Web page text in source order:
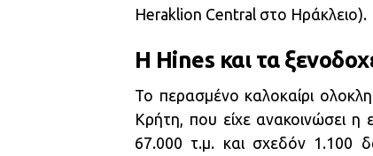
Heraklion Central στο Ηράκλειο).
Η Hines και τα
Το περασμένο καλοκαίρι
Κρήτη, που είχε ανακοινώσει η
67.000 τ.μ. και σχεδόν 1.100